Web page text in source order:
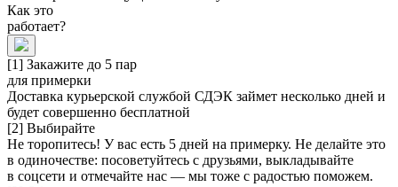
Как это
работает?
[1] Закажите до 5 пар
для примерки
Доставка курьерской службой СДЭК займет несколько дней и
будет совершенно бесплатной
[2] Выбирайте
Не торопитесь! У вас есть 5 дней на примерку. Не делайте это
в одиночестве: посоветуйтесь с друзьями, выкладывайте
в соцсети и отмечайте нас — мы тоже с радостью поможем.